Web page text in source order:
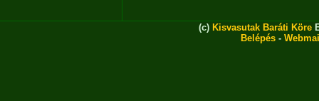
(c) Kisvasutak Baráti Köre
Belépés -